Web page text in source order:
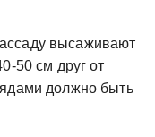
высаживают
50 см друг от
должно быть